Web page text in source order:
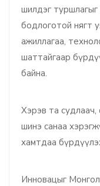
шилдэг туршлагыг
бодлоготой нягт
ажиллагаа,
шаттайгаар
байна.
Хэрэв та судлаач,
шинэ санаа
хамтдаа
Инновацыг